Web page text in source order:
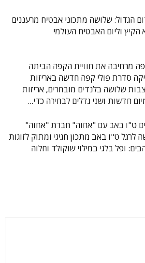
הגדול: שלושה מתכוני אבטיח מרעננים
הקיץ וליום האבטיח העולמי
מרחיבה את חוויית הקפה הביתה
סדרת פולי קפה חדשה באריזות
שלושה בלנדים מובחרים, אריזות
חדשות ושני גדלים לבחירה כדי...
ט"ו באב עם "אחוה" חברת "אחוה"
לרגל ט"ו באב מתכון חגיגי ומתוק לזוגות
ופל בלגי במילוי שוקולד וחלוה